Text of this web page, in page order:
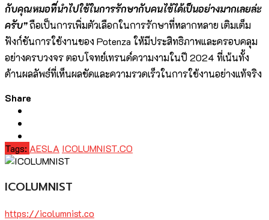
กับคุณหมอที่นำไปใช้ในการรักษากับคนไข้ได้เป็นอย่างมากเลยล่ะ
ครับ”ถือเป็นการเพิ่มตัวเลือกในการรักษาที่หลากหลาย เติมเต็ม
ฟังก์ชันการใช้งานของ Potenza ให้มีประสิทธิภาพและครอบคลุม
อย่างครบวงจร ตอบโจทย์เทรนด์ความงามในปี 2024 ที่เน้นทั้ง
ด้านผลลัพธ์ที่เห็นผลชัดและความรวดเร็วในการใช้งานอย่างแท้จริง
Share
Tags: AESLA ICOLUMNIST.CO
ICOLUMNIST
https://icolumnist.co